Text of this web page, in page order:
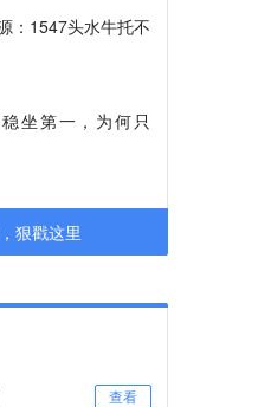
：1547头水牛托不
坐第一，为何只
狠戳这里
查看